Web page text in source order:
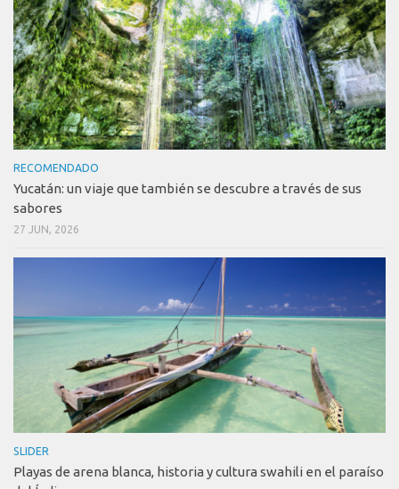
RECOMENDADO
Yucatán: un viaje que también se descubre a través de sus
sabores
27 JUN, 2026
SLIDER
Playas de arena blanca, historia y cultura swahili en el paraíso